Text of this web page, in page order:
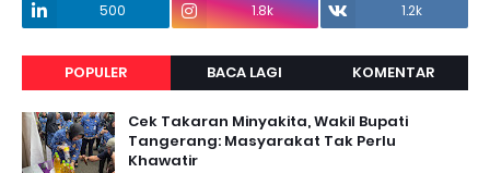
500
1.8k 1.2k
POPULER BACA LAGI KOMENTAR
Cek Takaran Minyakita, Wakil Bupati
Tangerang: Masyarakat Tak Perlu
Khawatir